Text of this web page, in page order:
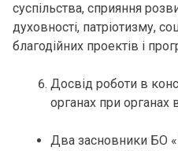
суспільства, сприяння
духовності, патріотизму,
благодійних проектів і
Досвід роботи в
органах при органах
Два засновники